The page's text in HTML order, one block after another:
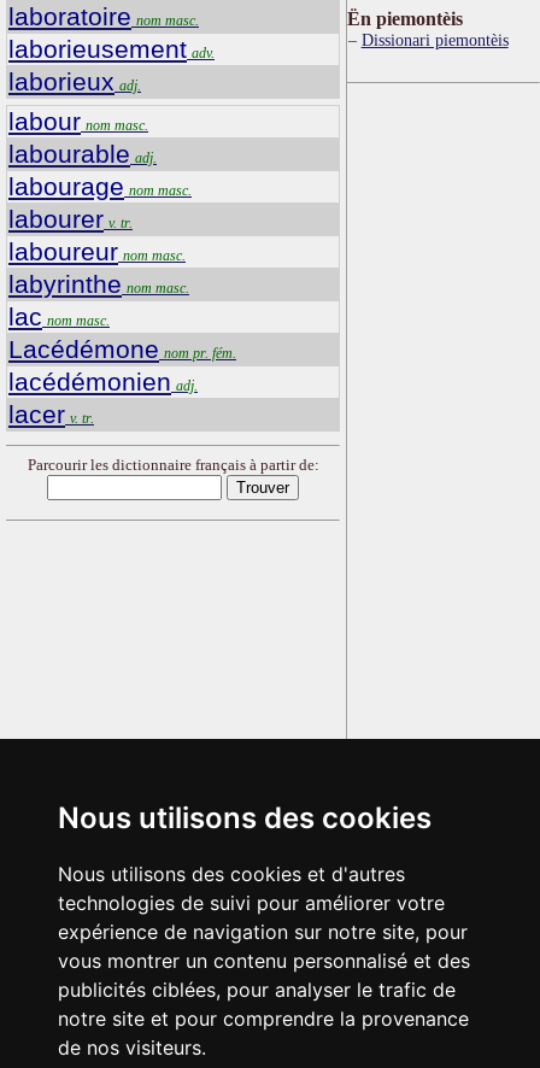
Nous utilisons des cookies
Nous utilisons des cookies et d'autres
technologies de suivi pour améliorer votre
expérience de navigation sur notre site, pour
vous montrer un contenu personnalisé et des
publicités ciblées, pour analyser le trafic de
notre site et pour comprendre la provenance
de nos visiteurs.
laboratoire nom masc.
laborieusement adv.
laborieux adj.
labour nom masc.
labourable adj.
labourage nom masc.
labourer v. tr.
laboureur nom masc.
labyrinthe nom masc.
lac nom masc.
Lacédémone nom pr. fém.
lacédémonien adj.
lacer v. tr.
Parcourir les dictionnaire français à partir de:
Ën piemontèis
Dissionari piemontèis